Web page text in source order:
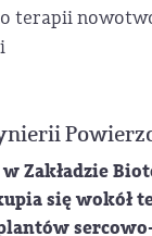
terapii
Zakładzie
się